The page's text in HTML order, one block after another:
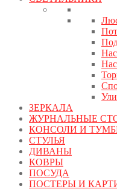
ЗЕРКАЛА
ЖУРНАЛЬНЫЕ
КОНСОЛИ И
СТУЛЬЯ
ДИВАНЫ
КОВРЫ
ПОСУДА
ПОСТЕРЫ И